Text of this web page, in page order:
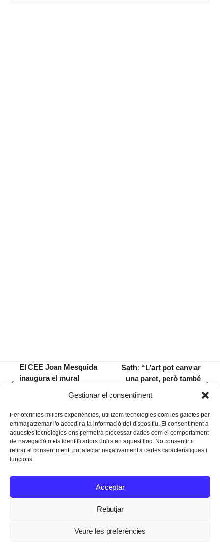
Gestionar el consentiment
Per oferir les millors experiències, utilitzem tecnologies com les galetes per
emmagatzemar i/o accedir a la informació del dispositiu. El consentiment a
aquestes tecnologies ens permetrà processar dades com el comportament
de navegació o els identificadors únics en aquest lloc. No consentir o
retirar el consentiment, pot afectar negativament a certes característiques i
funcions.
Acceptar
Rebutjar
Veure les preferències
El CEE Joan Mesquida
inaugura el mural
post:
Sath: “L’art pot canviar
una paret, però també
Instagram
Facebook
Twitter
Texts Legals